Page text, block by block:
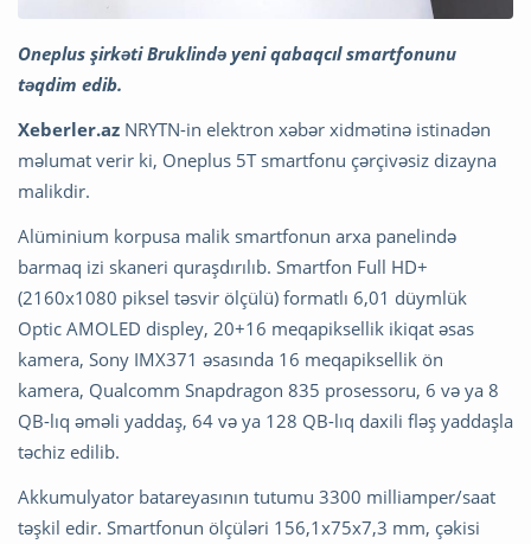
Oneplus şirkəti Bruklində yeni qabaqcıl smartfonunu
təqdim edib.
Xeberler.az NRYTN-in elektron xəbər xidmətinə istinadən
məlumat verir ki, Oneplus 5T smartfonu çərçivəsiz dizayna
malikdir.
Alüminium korpusa malik smartfonun arxa panelində
barmaq izi skaneri quraşdırılıb. Smartfon Full HD+
(2160x1080 piksel təsvir ölçülü) formatlı 6,01 düymlük
Optic AMOLED displey, 20+16 meqapiksellik ikiqat əsas
kamera, Sony IMX371 əsasında 16 meqapiksellik ön
kamera, Qualcomm Snapdragon 835 prosessoru, 6 və ya 8
QB-lıq əməli yaddaş, 64 və ya 128 QB-lıq daxili fləş yaddaşla
təchiz edilib.
Akkumulyator batareyasının tutumu 3300 milliamper/saat
təşkil edir. Smartfonun ölçüləri 156,1x75x7,3 mm, çəkisi